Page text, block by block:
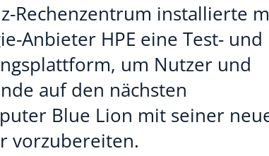
Rechenzentrum installierte
Anbieter HPE eine Test- und
um Nutzer und
auf den nächsten
Blue Lion mit seiner
vorzubereiten.